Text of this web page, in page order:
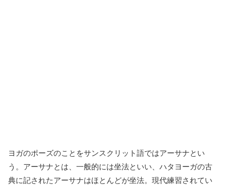
ヨガのポーズのことをサンスクリット語ではアーサナとい
う。アーサナとは、一般的には坐法といい、ハタヨーガの古
典に記されたアーサナはほとんどが坐法。現代練習されてい